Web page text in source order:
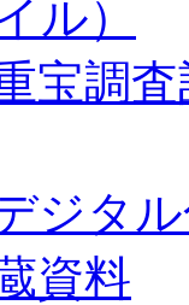
ル）
宝調
ジタ
資料